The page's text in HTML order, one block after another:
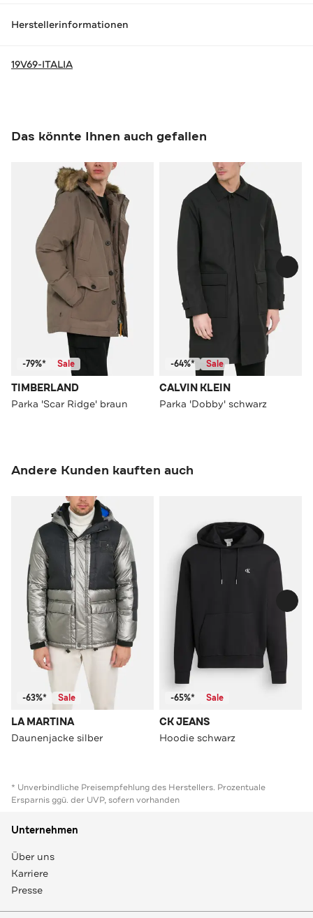
Herstellerinformationen
19V69-ITALIA
Das könnte Ihnen auch gefallen
-79%* Sale
TIMBERLAND
Parka 'Scar Ridge' braun
-64%* Sale
CALVIN KLEIN
Parka 'Dobby' schwarz
Andere Kunden kauften auch
-63%* Sale
LA MARTINA
Daunenjacke silber
-65%* Sale
CK JEANS
Hoodie schwarz
* Unverbindliche Preisempfehlung des Herstellers. Prozentuale
Ersparnis ggü. der UVP, sofern vorhanden
Unternehmen
Über uns
Karriere
Presse